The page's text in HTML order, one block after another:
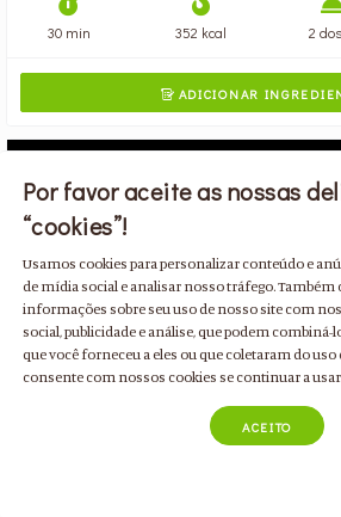
30 min 352 kcal 2
ADICIONAR
Por favor aceite as nossas
“cookies”!
Usamos cookies para personalizar conteúdo e
de mídia social e analisar nosso tráfego.
informações sobre seu uso de nosso site com
social, publicidade e análise, que podem
que você forneceu a eles ou que coletaram do uso
consente com nossos cookies se continuar a
ACEITO